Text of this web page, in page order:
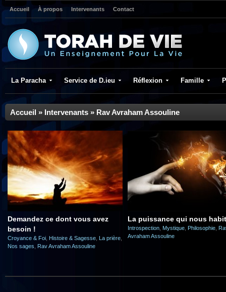
Accueil À propos Intervenants Contact
La Paracha Service de D.ieu Réflexion Famille
Accueil » Intervenants » Rav Avraham Assouline
Demandez ce dont vous avez
besoin !
Croyance & Foi Histoire & Sagesse La prière
Nos sages
Rav Avraham Assouline
La puissance qui nous
Introspection Mystique Philosophie
Avraham Assouline